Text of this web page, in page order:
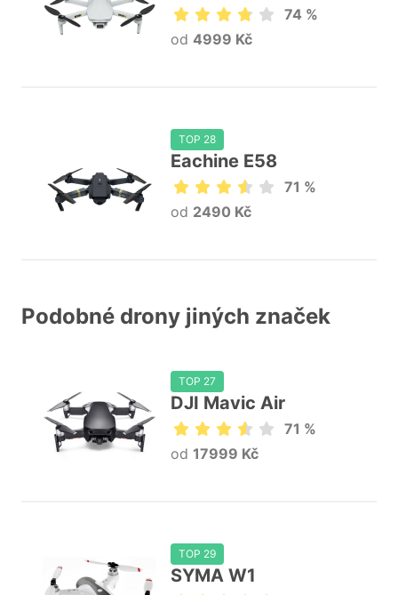
74 %
od 4999 Kč
TOP 28
Eachine E58
71 %
od 2490 Kč
Podobné drony jiných značek
TOP 27
DJI Mavic Air
71 %
od 17999 Kč
TOP 29
SYMA W1